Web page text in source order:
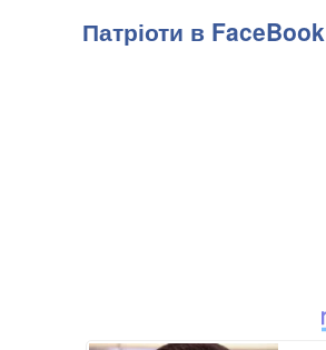
Патріоти в FaceBook